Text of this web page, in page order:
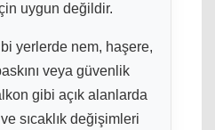
uygun değildir.
yerlerde nem, haşere,
veya güvenlik
gibi açık alanlarda
sıcaklık değişimleri